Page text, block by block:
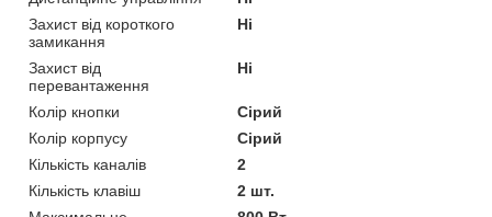
Захист від короткого
замикання
Ні
Захист від
перевантаження
Ні
Колір кнопки
Сірий
Колір корпусу
Сірий
Кількість каналів
2
Кількість клавіш
2 шт.